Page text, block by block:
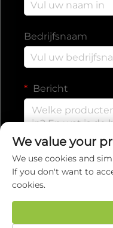
Bedrijfsnaam
Bericht
We value your
We use cookies and
If you don't want to
cookies.